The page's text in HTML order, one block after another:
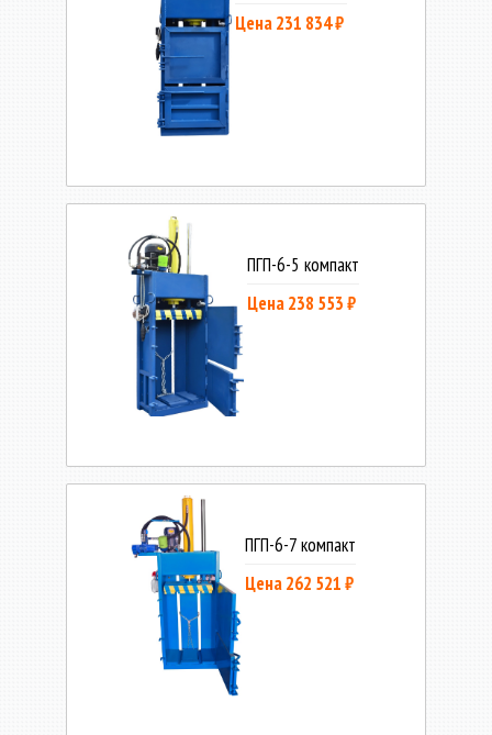
Цена 231 834 ₽
ПГП-6-5 компакт
Цена 238 553 ₽
ПГП-6-7 компакт
Цена 262 521 ₽